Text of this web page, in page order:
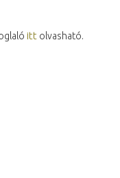
itt olvasható.